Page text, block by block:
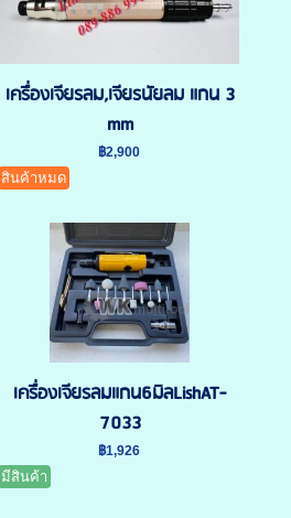
เครื่องเจียรลม,เจียรนัยลม แกน 3
mm
฿2,900
สินค้าหมด
เครื่องเจียรลมแกน6มิลLishAT-
7033
฿1,926
มีสินค้า